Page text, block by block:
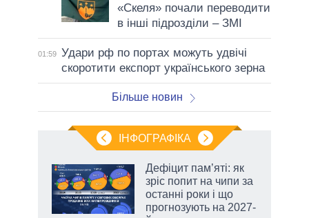
«Скеля» почали переводити
в інші підрозділи – ЗМІ
01:59 Удари рф по портах можуть удвічі
скоротити експорт українського зерна
Більше новин
ІНФОГРАФІКА
Дефіцит пам’яті: як
зріс попит на чипи за
останні роки і що
прогнозують на 2027-